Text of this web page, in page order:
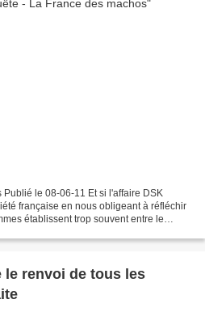
le 08-06-11 Et si l'affaire DSK
française en nous obligeant à réfléchir
établissent trop souvent entre le
le renvoi de tous les